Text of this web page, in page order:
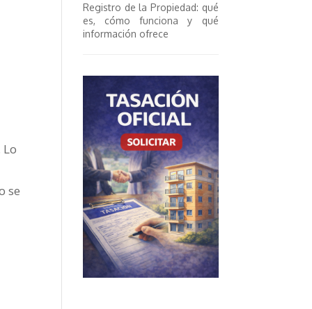
se
Registro de la Propiedad: qué
es, cómo funciona y qué
información ofrece